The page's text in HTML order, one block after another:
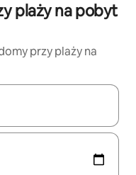
plaży na pobyt
przy plaży na
poruszać się po nich za